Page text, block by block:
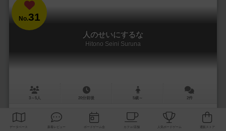
No.31
人のせいにするな
Hitono Seini Suruna
3～5人 20分前後 5歳～ 2件
責任をなすりつけろ！
「お前がやったんだろ！！」 やった覚えのないミスや罪を押し付けら